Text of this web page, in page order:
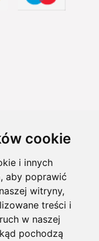
cookie
i innych
aby poprawić
witryny,
treści i
w naszej
pochodzą
ZAUFANYCH